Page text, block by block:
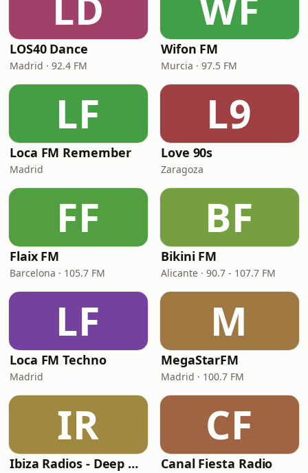
LOS40 Dance
Madrid · 92.4 FM
Wifon FM
Murcia · 97.5 FM
LF
Loca FM Remember
Madrid
L9
Love 90s
Zaragoza
FF
Flaix FM
Barcelona · 105.7 FM
BF
Bikini FM
Alicante · 90.7 - 107.7 FM
LF
Loca FM Techno
Madrid
M
MegaStarFM
Madrid · 100.7 FM
IR
Ibiza Radios - Deep House
CF
Canal Fiesta Radio